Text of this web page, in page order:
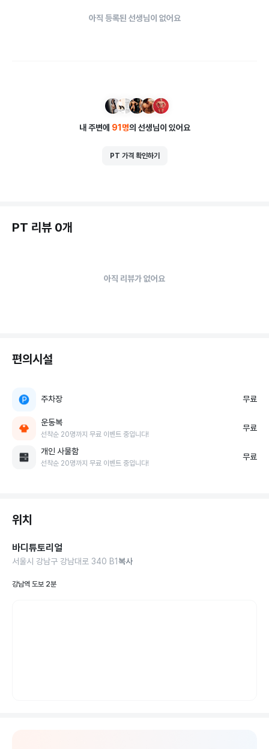
아직 등록된 선생님이 없어요
내 주변에 91 명의 선생님이 있어요
PT 가격 확인하기
PT 리뷰 0개
아직 리뷰가 없어요
편의시설
주차장 무료
운동복
선착순 20명까지 무료 이벤트 중입니다!
무료
개인 사물함
선착순 20명까지 무료 이벤트 중입니다!
무료
위치
바디튜토리얼
서울시 강남구 강남대로 340 B1 복사
강남역 도보 2분